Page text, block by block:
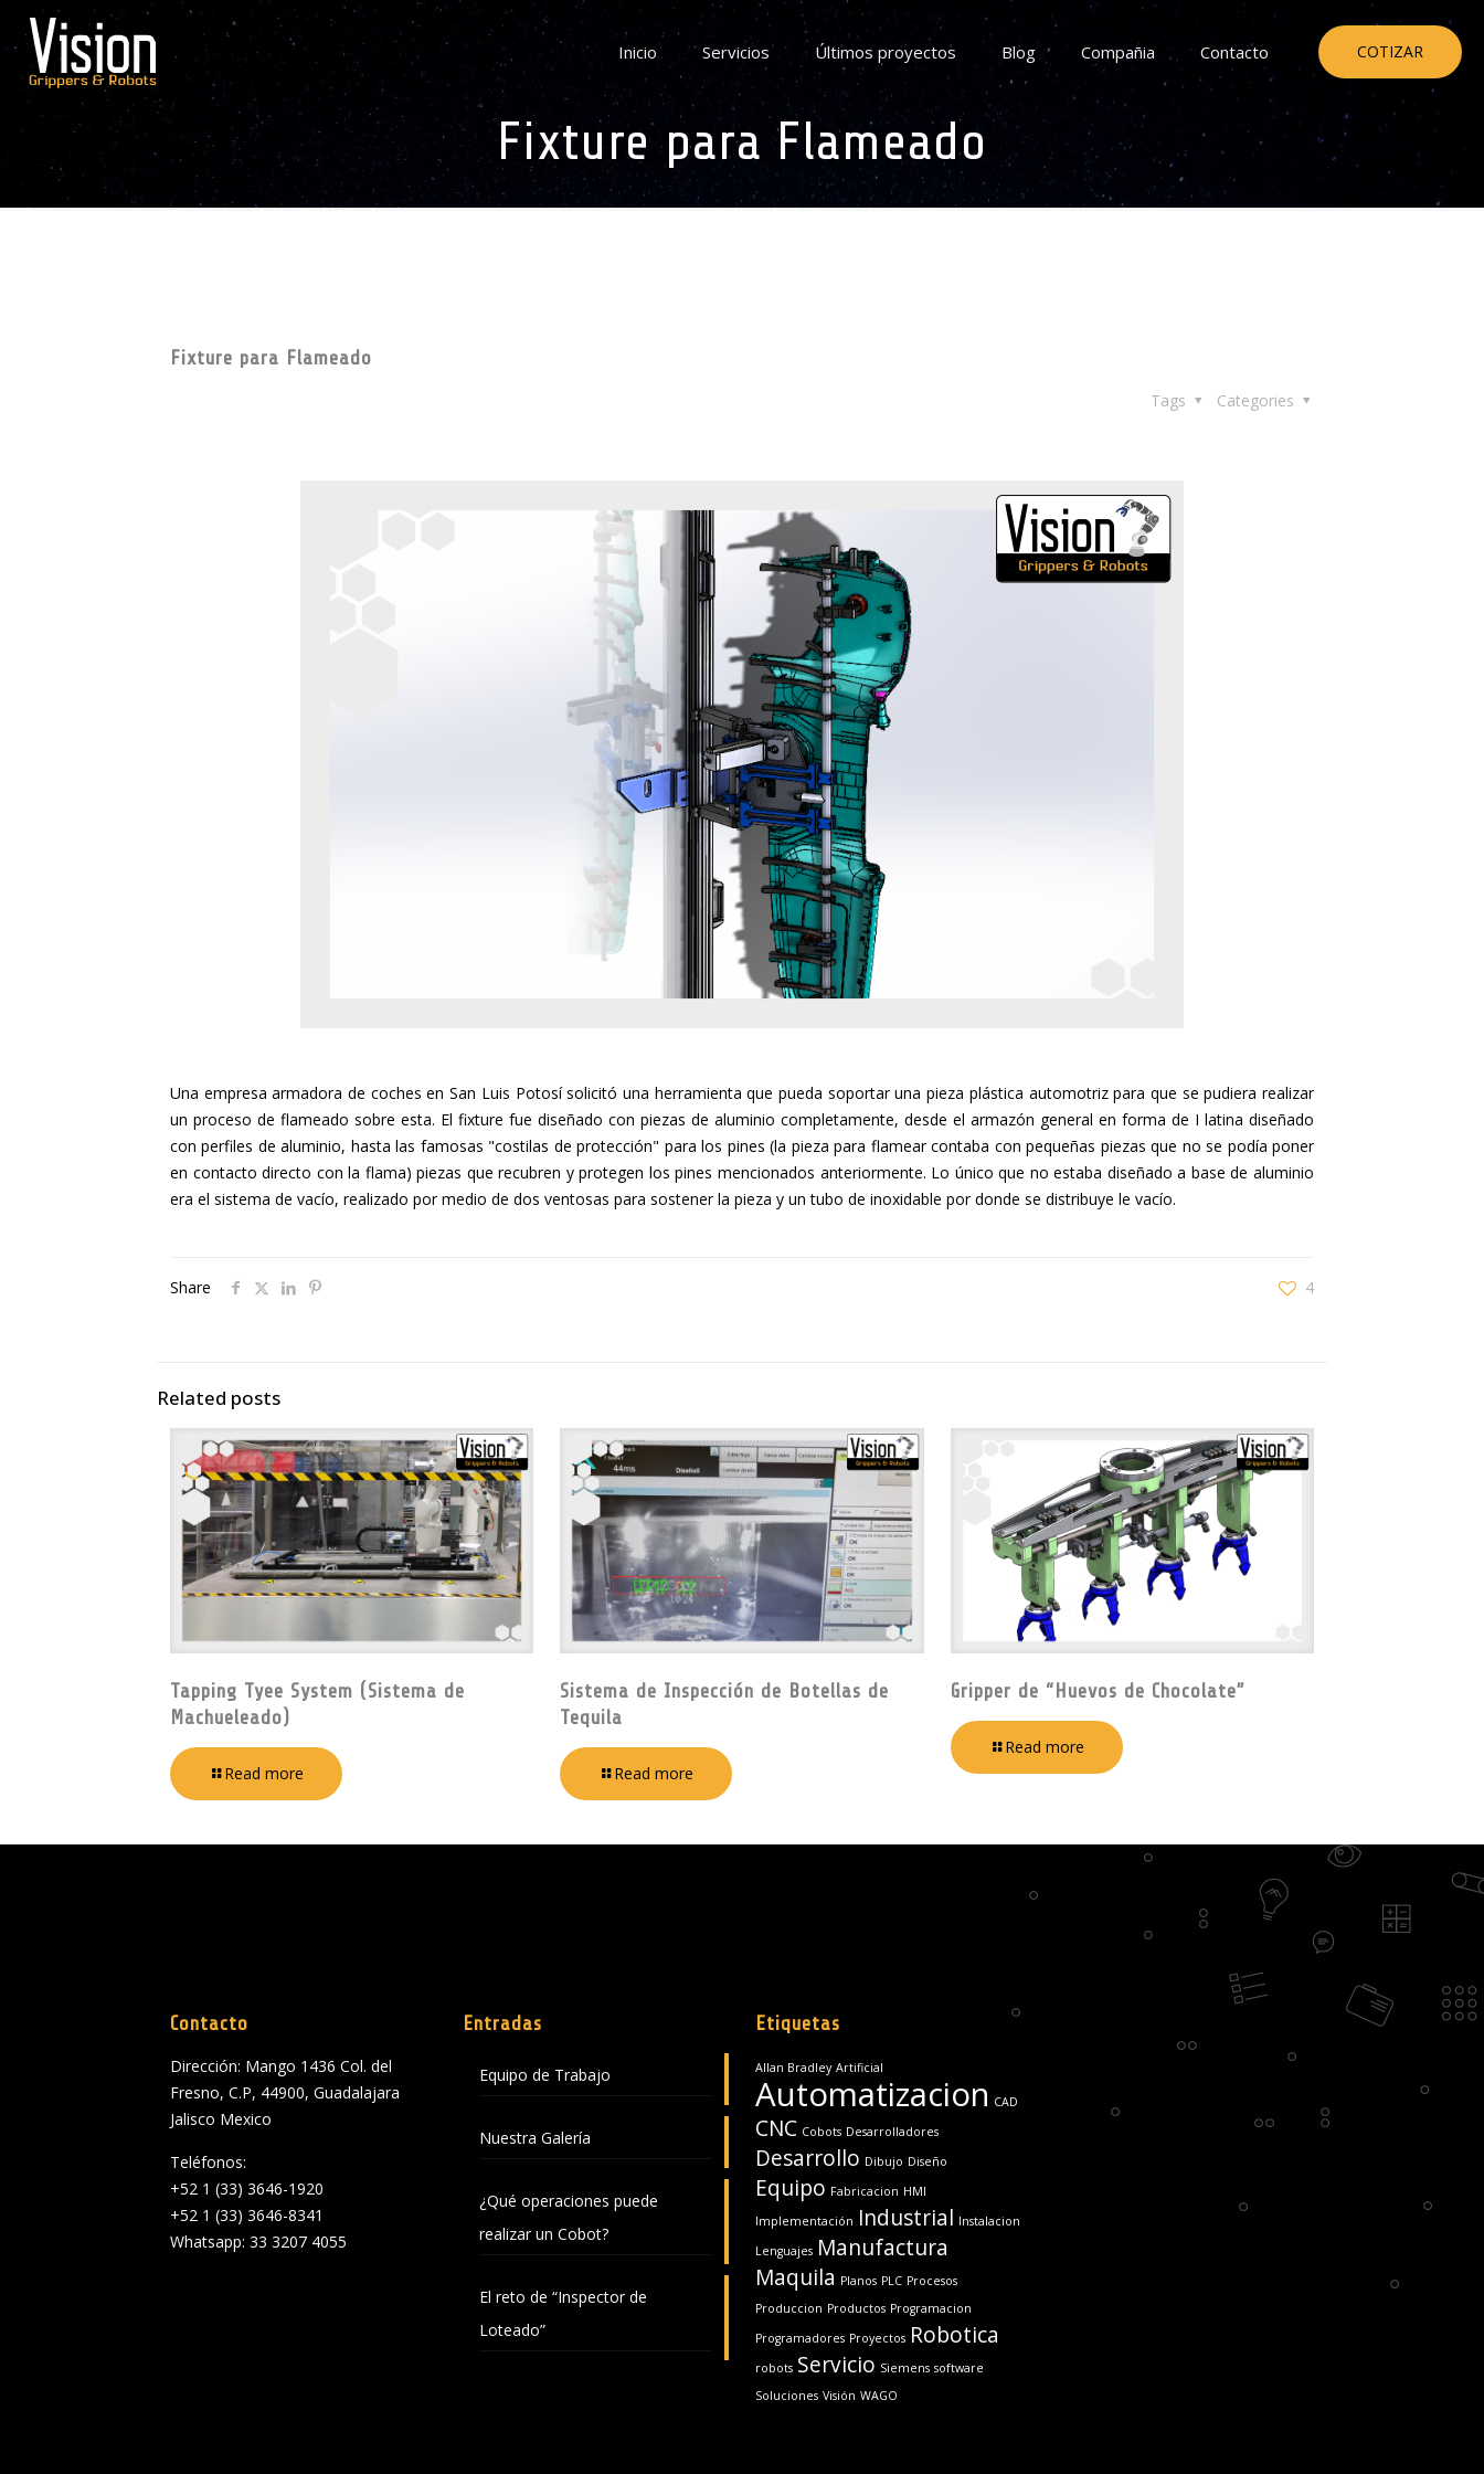
Inicio Servicios Últimos proyectos Blog Compañia Contacto COTIZAR
Fixture para Flameado
Fixture para Flameado
Categories
Tags
Una empresa armadora de coches en San Luis Potosí solicitó una herramienta que pueda soportar una pieza plástica automotriz para que se pudiera realizar
un proceso de flameado sobre esta. El fixture fue diseñado con piezas de aluminio completamente, desde el armazón general en forma de I latina diseñado
con perfiles de aluminio, hasta las famosas "costilas de protección" para los pines (la pieza para flamear contaba con pequeñas piezas que no se podía poner
en contacto directo con la flama) piezas que recubren y protegen los pines mencionados anteriormente. Lo único que no estaba diseñado a base de aluminio
era el sistema de vacío, realizado por medio de dos ventosas para sostener la pieza y un tubo de inoxidable por donde se distribuye le vacío.
Share 4
Related posts
Tapping Tyee System (Sistema de
Machueleado)
Read more
Sistema de Inspección de Botellas de
Tequila
Read more
Gripper de “Huevos de Chocolate”
Read more
Contacto
Dirección: Mango 1436 Col. del
Fresno, C.P, 44900, Guadalajara
Jalisco Mexico
Teléfonos:
+52 1 (33) 3646-1920
+52 1 (33) 3646-8341
Whatsapp: 33 3207 4055
Entradas
Equipo de Trabajo
Nuestra Galería
¿Qué operaciones puede
realizar un Cobot?
El reto de “Inspector de
Loteado”
Etiquetas
Allan Bradley Artificial
Automatizacion CAD
CNC Cobots Desarrolladores
Desarrollo Dibujo Diseño
Equipo Fabricacion HMI
Implementación Industrial Instalacion
Lenguajes Manufactura
Maquila Planos PLC Procesos
Produccion Productos Programacion
Programadores Proyectos Robotica
robots Servicio Siemens software
Soluciones Visión WAGO